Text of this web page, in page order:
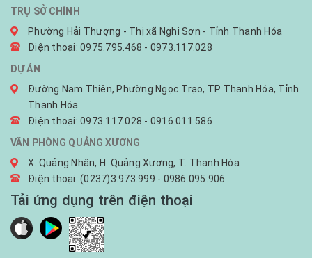
TRỤ SỞ CHÍNH
Phường Hải Thượng - Thị xã Nghi Sơn - Tỉnh Thanh Hóa
Điện thoại: 0975.795.468 - 0973.117.028
DỰ ÁN
Đường Nam Thiên, Phường Ngọc Trạo, TP Thanh Hóa, Tỉnh
Thanh Hóa
Điện thoại: 0973.117.028 - 0916.011.586
VĂN PHÒNG QUẢNG XƯƠNG
X. Quảng Nhân, H. Quảng Xương, T. Thanh Hóa
Điện thoại: (0237)3.973.999 - 0986.095.906
Tải ứng dụng trên điện thoại